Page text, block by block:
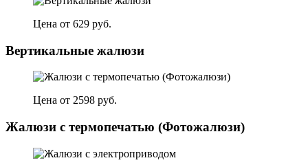
Цена от 629 руб.
Вертикальные жалюзи
Цена от 2598 руб.
Жалюзи с термопечатью (Фотожалюзи)